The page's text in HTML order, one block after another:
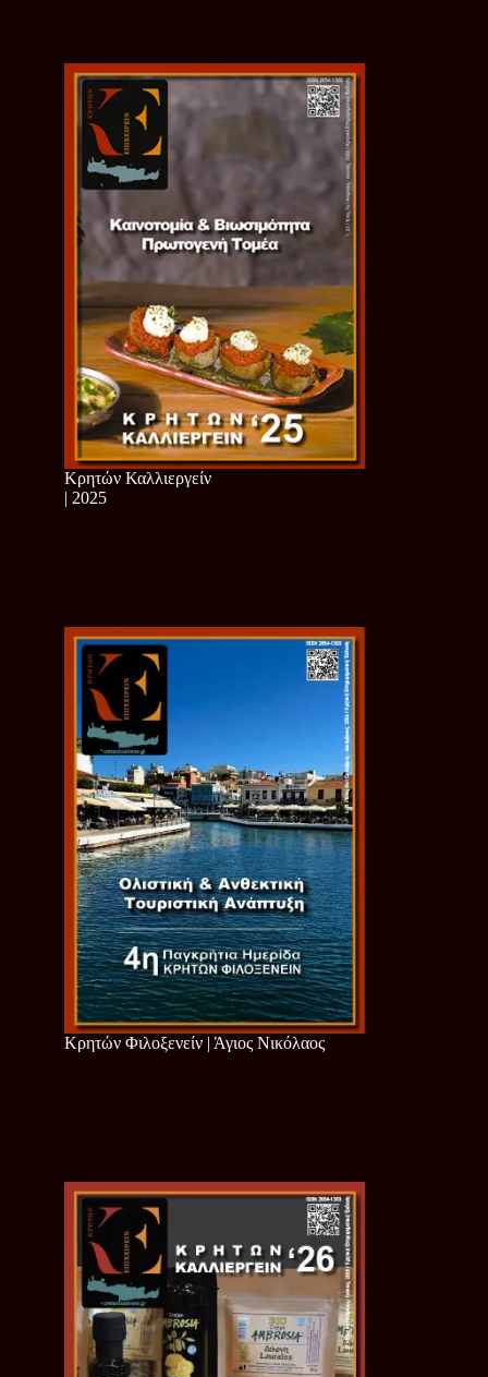
Κρητών Καλλιεργείν
| 2025
Κρητών Φιλοξενείν | Άγιος Νικόλαος